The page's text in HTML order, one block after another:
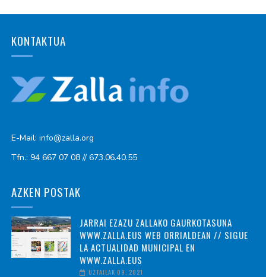
KONTAKTUA
E-Mail: info@zalla.org
Tfn.: 94 667 07 08 // 673.06.40.55
AZKEN POSTAK
JARRAI EZAZU ZALLAKO GAURKOTASUNA
WWW.ZALLA.EUS WEB ORRIALDEAN // SIGUE
LA ACTUALIDAD MUNICIPAL EN
WWW.ZALLA.EUS
UZTAILAK 09, 2021